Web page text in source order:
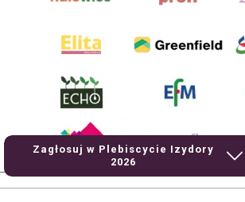
Zagłosuj w Plebiscycie Izydory
2026